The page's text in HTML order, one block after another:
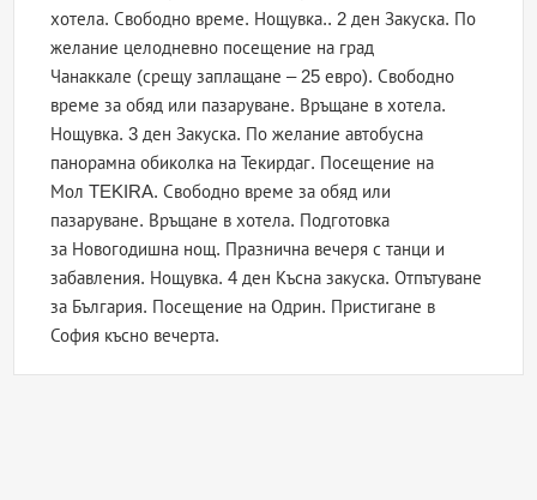
хотела. Свободно време. Нощувка.. 2 ден Закуска. По
желание целодневно посещение на град
Чанаккале (срещу заплащане – 25 евро). Свободно
време за обяд или пазаруване. Връщане в хотела.
Нощувка. 3 ден Закуска. По желание автобусна
панорамна обиколка на Текирдаг. Посещение на
Мол TEKIRA. Свободно време за обяд или
пазаруване. Връщане в хотела. Подготовка
за Новогодишна нощ. Празнична вечеря с танци и
забавления. Нощувка. 4 ден Късна закуска. Отпътуване
за България. Посещение на Одрин. Пристигане в
София късно вечерта.